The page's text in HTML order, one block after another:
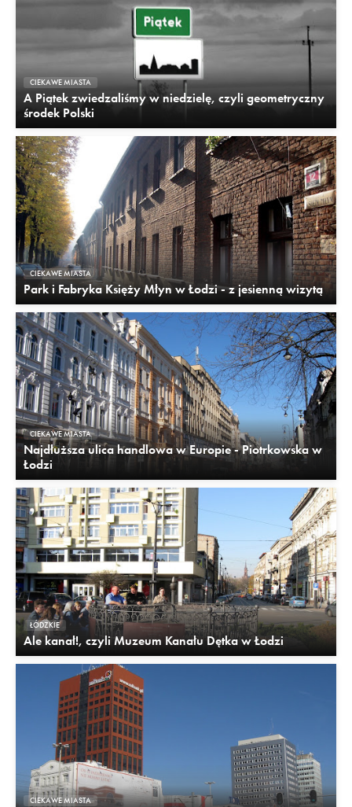
CIEKAWE MIASTA
A Piątek zwiedzaliśmy w niedzielę, czyli geometryczny
środek Polski
CIEKAWE MIASTA
Park i Fabryka Księży Młyn w Łodzi - z jesienną wizytą
CIEKAWE MIASTA
Najdłuższa ulica handlowa w Europie - Piotrkowska w
Łodzi
ŁÓDZKIE
Ale kanał!, czyli Muzeum Kanału Dętka w Łodzi
CIEKAWE MIASTA